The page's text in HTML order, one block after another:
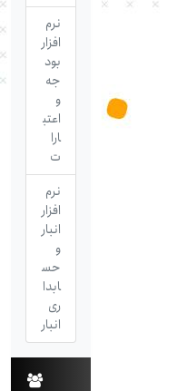
نرم
افزار
بود
جه
اعتب
ارا
ت
نرم
افزار
انبار
حس
ابدا
ری
انبار